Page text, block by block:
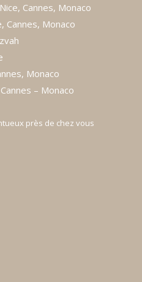
Cannes, Monaco
Cannes, Monaco
Monaco
– Monaco
près de chez vous